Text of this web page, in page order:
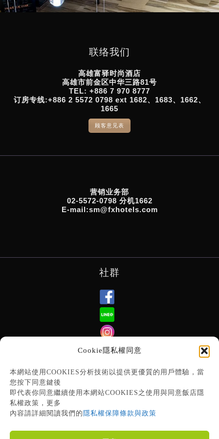
Cookie隱私權同意
本網站使用COOKIES分析技術以提供更優質的用戶體驗，當
您按下同意鍵後
即代表你同意繼續使用本網站COOKIES之使用與同意飯店隱
私權政策，更多
內容請詳細閱讀我們的 隱私權保障條款與政策
联络我们
高雄富驿时尚酒店
高雄市前金区中华三路81号
TEL: +886 7 970 8777
订房专线:+886 2 5572 0798 ext 1682、1683、1662、
1665
顾客意见表
营销业务部
02-5572-0798 分机1662
E-mail:sm@fxhotels.com
社群
订阅电子报